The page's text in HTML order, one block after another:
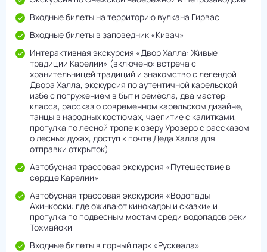
Входные билеты на территорию вулкана Гирвас
Входные билеты в заповедник «Кивач»
Интерактивная экскурсия «Двор Халла: Живые
традиции Карелии» (включено: встреча с
хранительницей традиций и знакомство с легендой
Двора Халла, экскурсия по аутентичной карельской
избе с погружением в быт и ремёсла, два мастер-
класса, рассказ о современном карельском дизайне,
танцы в народных костюмах, чаепитие с калитками,
прогулка по лесной тропе к озеру Урозеро с рассказом
о лесных духах, доступ к почте Деда Халла для
отправки открыток)
Автобусная трассовая экскурсия «Путешествие в
сердце Карелии»
Автобусная трассовая экскурсия «Водопады
Ахинкоски: где оживают кинокадры и сказки» и
прогулка по подвесным мостам среди водопадов реки
Тохмайоки
Входные билеты в горный парк «Рускеала»